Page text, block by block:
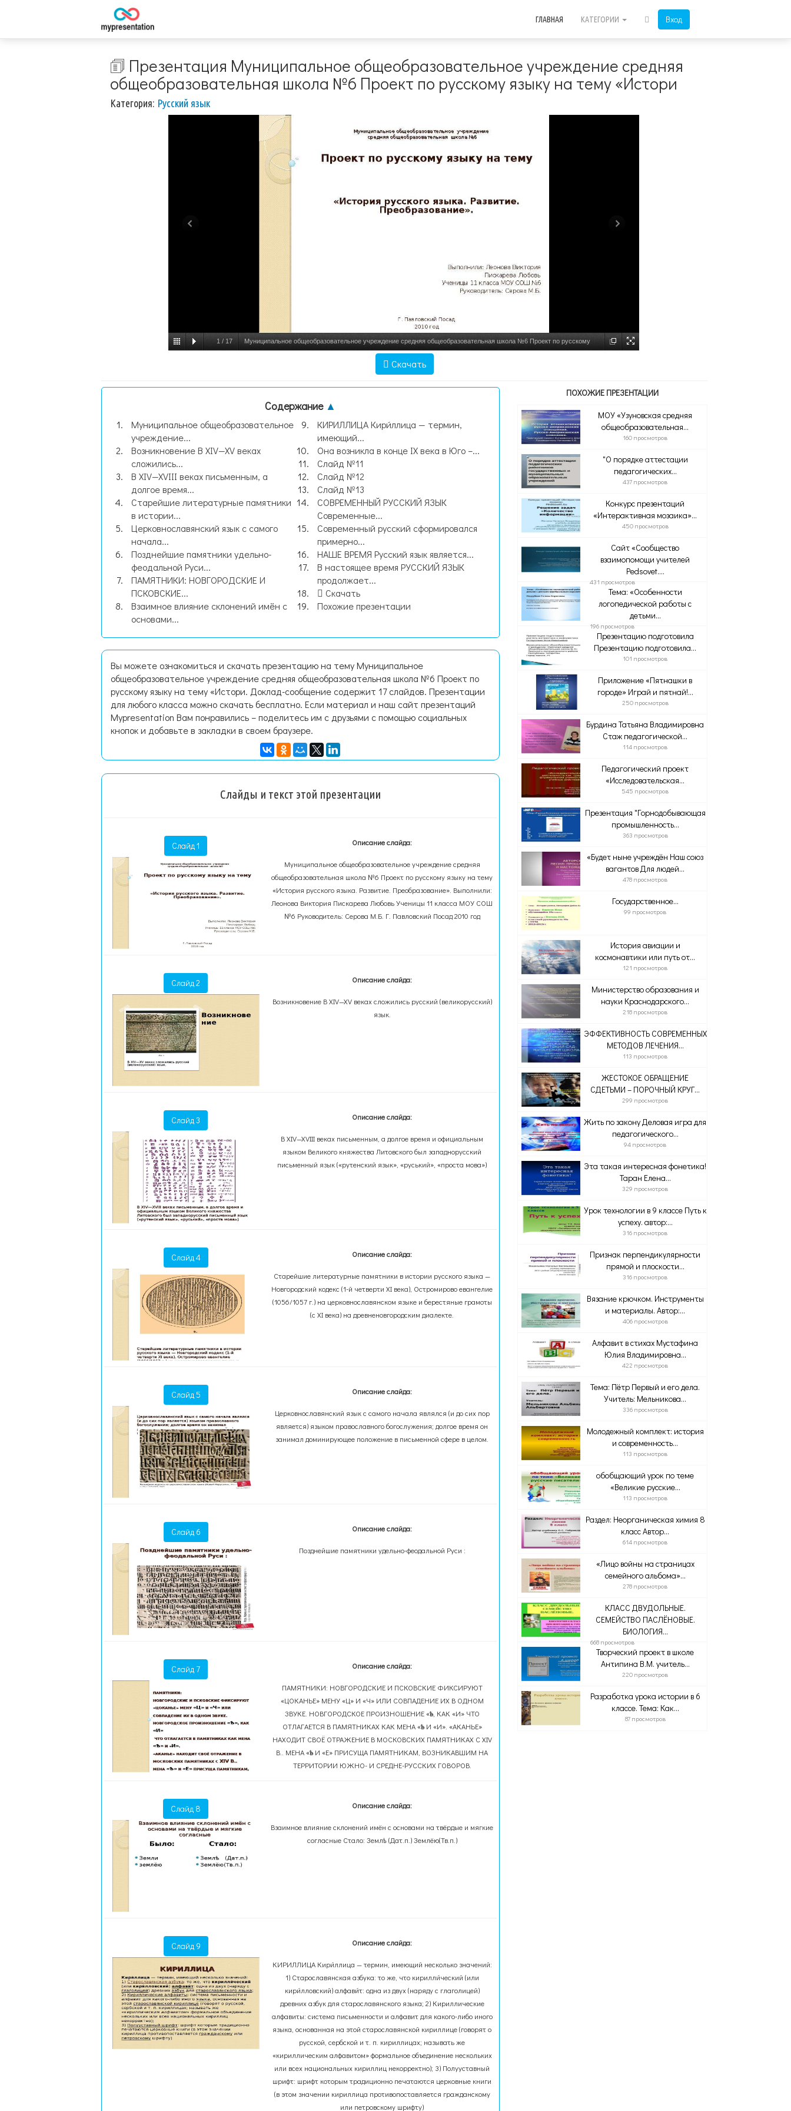
Вход
ГЛАВНАЯ КАТЕГОРИИ
🗊 Презентация Муниципальное общеобразовательное учреждение средняя
общеобразовательная школа №6 Проект по русскому языку на тему «Истори
Категория: Русский язык
1 / 17 Муниципальное общеобразовательное учреждение средняя общеобразовательная школа №6 Проект по русскому
Скачать
Содержание ▲
Муниципальное общеобразовательное
учреждение...
Возникновение В XIV—XV веках
сложились...
В XIV—XVIII веках письменным, а
долгое время...
Старейшие литературные памятники
в истории...
Церковнославянский язык с самого
начала...
Позднейшие памятники удельно-
феодальной Руси...
ПАМЯТНИКИ: НОВГОРОДСКИЕ И
ПСКОВСКИЕ...
Взаимное влияние склонений имён с
основами...
КИРИЛЛИЦА Кири́ллица — термин,
имеющий...
Она возникла в конце IX века в Юго –...
Слайд №11
Слайд №12
Слайд №13
СОВРЕМЕННЫЙ РУССКИЙ ЯЗЫК
Современные...
Современный русский сформировался
примерно...
НАШЕ ВРЕМЯ Русский язык является...
В настоящее время РУССКИЙ ЯЗЫК
продолжает...
Скачать
Похожие презентации
Вы можете ознакомиться и скачать презентацию на тему Муниципальное
общеобразовательное учреждение средняя общеобразовательная школа №6 Проект по
русскому языку на тему «Истори. Доклад-сообщение содержит 17 слайдов. Презентации
для любого класса можно скачать бесплатно. Если материал и наш сайт презентаций
Mypresentation Вам понравились – поделитесь им с друзьями с помощью социальных
кнопок и добавьте в закладки в своем браузере.
Слайды и текст этой презентации
Слайд 1 Описание слайда:
Муниципальное общеобразовательное учреждение средняя
общеобразовательная школа №6 Проект по русскому языку на тему
«История русского языка. Развитие. Преобразование». Выполнили:
Леонова Виктория Пискарева Любовь Ученицы 11 класса МОУ СОШ
№6 Руководитель: Серова М.Б. Г. Павловский Посад 2010 год
Слайд 2 Описание слайда:
Возникновение В XIV—XV веках сложились русский (великорусский)
язык.
Слайд 3 Описание слайда:
В XIV—XVIII веках письменным, а долгое время и официальным
языком Великого княжества Литовского был западнорусский
письменный язык («рутенский язык», «руський», «проста мова»)
Слайд 4 Описание слайда:
Старейшие литературные памятники в истории русского языка —
Новгородский кодекс (1-й четверти XI века), Остромирово евангелие
(1056/1057 г.) на церковнославянском языке и берестяные грамоты
(с XI века) на древненовгородским диалекте.
Слайд 5 Описание слайда:
Церковнославянский язык с самого начала являлся (и до сих пор
является) языком православного богослужения; долгое время он
занимал доминирующее положение в письменной сфере в целом.
Слайд 6 Описание слайда:
Позднейшие памятники удельно-феодальной Руси :
Слайд 7 Описание слайда:
ПАМЯТНИКИ: НОВГОРОДСКИЕ И ПСКОВСКИЕ ФИКСИРУЮТ
«ЦОКАНЬЕ» МЕНУ «Ц» И «Ч» ИЛИ СОВПАДЕНИЕ ИХ В ОДНОМ
ЗВУКЕ. НОВГОРОДСКОЕ ПРОИЗНОШЕНИЕ «Ѣ», КАК «И» ЧТО
ОТЛАГАЕТСЯ В ПАМЯТНИКАХ КАК МЕНА «Ѣ» И «И». «АКАНЬЕ»
НАХОДИТ СВОЁ ОТРАЖЕНИЕ В МОСКОВСКИХ ПАМЯТНИКАХ С XIV
В.. МЕНА «Ѣ» И «Е» ПРИСУЩА ПАМЯТНИКАМ, ВОЗНИКАВШИМ НА
ТЕРРИТОРИИ ЮЖНО- И СРЕДНЕ-РУССКИХ ГОВОРОВ.
Слайд 8 Описание слайда:
Взаимное влияние склонений имён с основами на твёрдые и мягкие
согласные Стало: Землѣ (Дат.п.) Землёю(Тв.п.)
Слайд 9 Описание слайда:
КИРИЛЛИЦА Кири́ллица — термин, имеющий несколько значений:
1) Старославянская азбука: то же, что кирилли́ческий (или
кири́лловский) алфави́т: одна из двух (наряду с глаголицей)
древних азбук для старославянского языка; 2) Кириллические
алфавиты: система письменности и алфавит для какого-либо иного
языка, основанная на этой старославянской кириллице (говорят о
русской, сербской и т. п. кириллицах; называть же
«кириллическим алфавитом» формальное объединение нескольких
или всех национальных кириллиц некорректно); 3) Полууставный
шрифт: шрифт которым традиционно печатаются церковные книги
(в этом значении кириллица противопоставляется гражданскому
или петровскому шрифту)
ПОХОЖИЕ ПРЕЗЕНТАЦИИ
МОУ «Узуновская средняя
общеобразовательная...
160 просмотров
"О порядке аттестации
педагогических...
437 просмотров
Конкурс презентаций
«Интерактивная мозаика»...
450 просмотров
Сайт «Сообщество
взаимопомощи учителей
Pedsovet....
431 просмотров
Тема: «Особенности
логопедической работы с
детьми...
196 просмотров
Презентацию подготовила
Презентацию подготовила...
101 просмотров
Приложение «Пятнашки в
городе» Играй и пятнай!...
250 просмотров
Бурдина Татьяна Владимировна
Стаж педагогической...
114 просмотров
Педагогический проект
«Исследовательская...
545 просмотров
Презентация "Горнодобывающая
промышленность...
363 просмотров
«Будет ныне учреждён Наш союз
вагантов Для людей...
478 просмотров
Государственное...
99 просмотров
История авиации и
космонавтики или путь от...
121 просмотров
Министерство образования и
науки Краснодарского...
218 просмотров
ЭФФЕКТИВНОСТЬ СОВРЕМЕННЫХ
МЕТОДОВ ЛЕЧЕНИЯ...
113 просмотров
ЖЕСТОКОЕ ОБРАЩЕНИЕ
СДЕТЬМИ – ПОРОЧНЫЙ КРУГ...
299 просмотров
Жить по закону Деловая игра для
педагогического...
94 просмотров
Эта такая интересная фонетика!
Таран Елена...
329 просмотров
Урок технологии в 9 классе Путь к
успеху. автор:...
316 просмотров
Признак перпендикулярности
прямой и плоскости...
316 просмотров
Вязание крючком. Инструменты
и материалы. Автор:...
406 просмотров
Алфавит в стихах Мустафина
Юлия Владимировна...
422 просмотров
Тема: Пётр Первый и его дела.
Учитель: Мельникова...
336 просмотров
Молодежный комплект: история
и современность...
113 просмотров
обобщающий урок по теме
«Великие русские...
113 просмотров
Раздел: Неорганическая химия 8
класс Автор...
614 просмотров
«Лицо войны на страницах
семейного альбома»...
278 просмотров
КЛАСС ДВУДОЛЬНЫЕ.
СЕМЕЙСТВО ПАСЛЁНОВЫЕ.
БИОЛОГИЯ...
668 просмотров
Творческий проект в школе
Антипина В.М. учитель...
220 просмотров
Разработка урока истории в 6
классе. Тема: Как...
87 просмотров